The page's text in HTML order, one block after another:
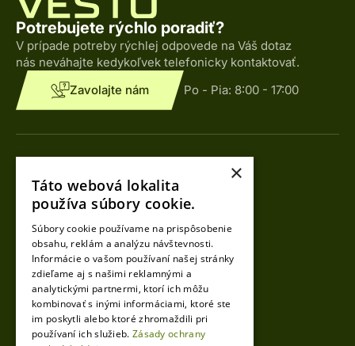
Potrebujete rýchlo poradiť?
V prípade potreby rýchlej odpovede na Váš dotaz
nás neváhajte kedykoľvek telefonicky kontaktovať.
Zavolajte nám
Po - Pia: 8:00 - 17:00
Tomáš Loy
CEO
+421 918 490 990
info@vesto.sk
Igor Mikula
CEO
×
Táto webová lokalita
používa súbory cookie.
Súbory cookie používame na prispôsobenie
obsahu, reklám a analýzu návštevnosti.
Informácie o vašom používaní našej stránky
zdieľame aj s našimi reklamnými a
analytickými partnermi, ktorí ich môžu
kombinovať s inými informáciami, ktoré ste
im poskytli alebo ktoré zhromaždili pri
používaní ich služieb. Zásady ochrany